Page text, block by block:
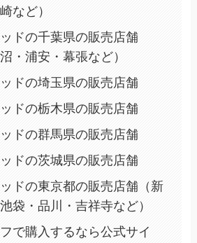
など）
ドの千葉県の販売店舗
・浦安・幕張など）
ドの埼玉県の販売店舗
ドの栃木県の販売店舗
ドの群馬県の販売店舗
ドの茨城県の販売店舗
ドの東京都の販売店舗（新
袋・品川・吉祥寺など）
で購入するなら公式サイ